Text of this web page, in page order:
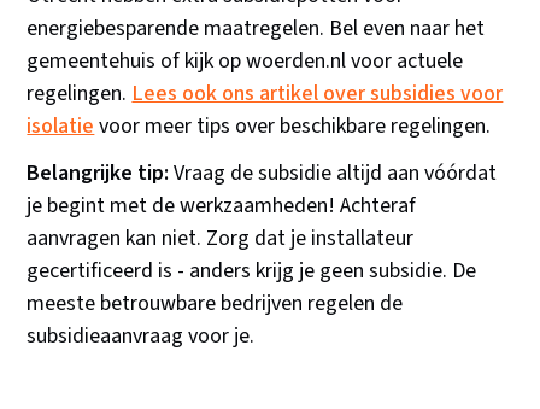
energiebesparende maatregelen. Bel even naar het
gemeentehuis of kijk op woerden.nl voor actuele
regelingen.Lees ook ons artikel over subsidies voor
isolatievoor meer tips over beschikbare regelingen.
Belangrijke tip: Vraag de subsidie altijd aan vóórdat
je begint met de werkzaamheden! Achteraf
aanvragen kan niet. Zorg dat je installateur
gecertificeerd is - anders krijg je geen subsidie. De
meeste betrouwbare bedrijven regelen de
subsidieaanvraag voor je.